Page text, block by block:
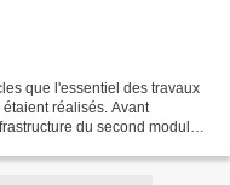
que l'essentiel des travaux
réalisés. Avant
du second module,